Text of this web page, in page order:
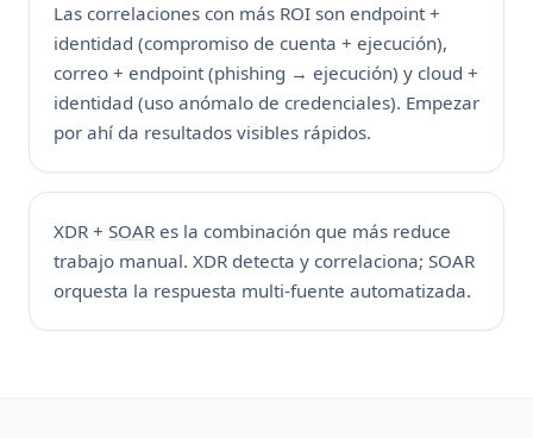
Las correlaciones con más ROI son endpoint +
identidad (compromiso de cuenta + ejecución),
correo + endpoint (phishing → ejecución) y cloud +
identidad (uso anómalo de credenciales). Empezar
por ahí da resultados visibles rápidos.
XDR + SOAR es la combinación que más reduce
trabajo manual. XDR detecta y correlaciona; SOAR
orquesta la respuesta multi-fuente automatizada.